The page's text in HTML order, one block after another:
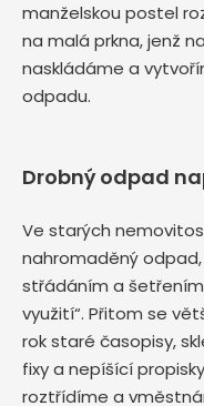
manželskou postel
na malá prkna, jenž
naskládáme a
odpadu.
Drobný odpad
Ve starých
nahromaděný
střádáním a
využití“. Přitom se
rok staré časopisy,
fixy a nepíšící
roztřídíme a